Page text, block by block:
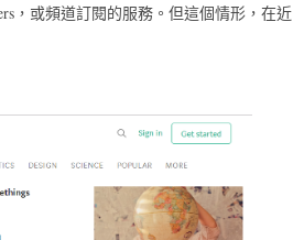
，或頻道訂閱的服務。但這個情形，在近